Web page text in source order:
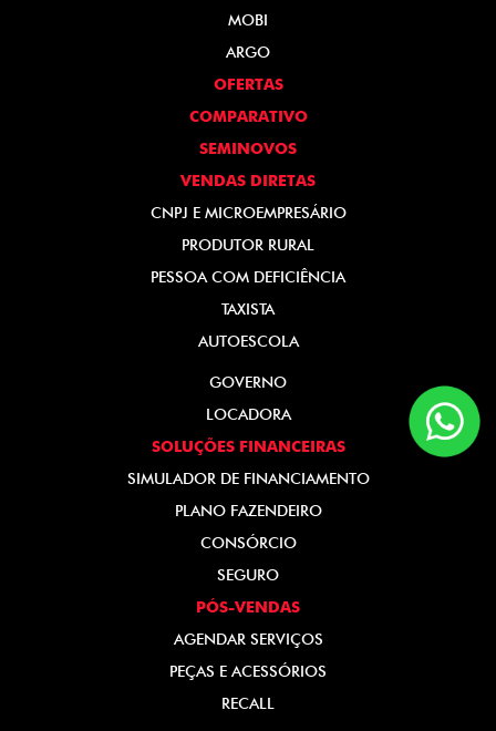
MOBI
ARGO
OFERTAS
COMPARATIVO
SEMINOVOS
VENDAS DIRETAS
CNPJ E MICROEMPRESÁRIO
PRODUTOR RURAL
PESSOA COM DEFICIÊNCIA
TAXISTA
AUTOESCOLA
GOVERNO
LOCADORA
SOLUÇÕES FINANCEIRAS
SIMULADOR DE FINANCIAMENTO
PLANO FAZENDEIRO
CONSÓRCIO
SEGURO
PÓS-VENDAS
AGENDAR SERVIÇOS
PEÇAS E ACESSÓRIOS
RECALL